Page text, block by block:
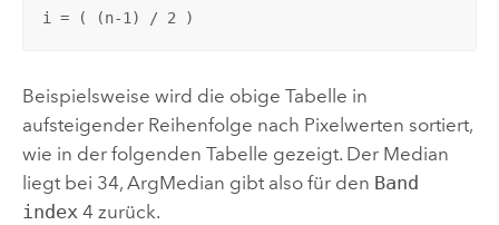
i = ( (n-1) / 2 )
Beispielsweise wird die obige Tabelle in
aufsteigender Reihenfolge nach Pixelwerten sortiert,
wie in der folgenden Tabelle gezeigt. Der Median
liegt bei 34, ArgMedian gibt also für den Band
index 4 zurück.